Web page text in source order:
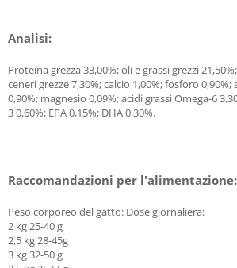
Analisi:
Proteina grezza 33,00%; oli e grassi grezzi
ceneri grezze 7,30%; calcio 1,00%; fosforo
0,90%; magnesio 0,09%; acidi grassi Omega-6
3 0,60%; EPA 0,15%; DHA 0,30%.
Raccomandazioni per l'alimentazione:
Peso corporeo del gatto: Dose giornaliera:
2 kg 25-40 g
2,5 kg 28-45g
3 kg 32-50 g